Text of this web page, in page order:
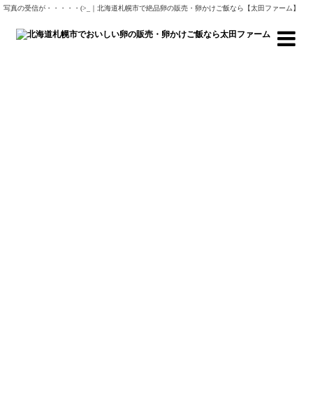
写真の受信が・・・・・(>_｜北海道札幌市で絶品卵の販売・卵かけご飯なら【太田ファーム】